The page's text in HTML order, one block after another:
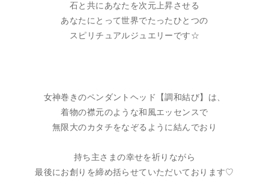
石と共にあなたを次元上昇させる
あなたにとって世界でたったひとつの
スピリチュアルジュエリーです☆
女神巻きのペンダントヘッド【調和結び】は、
着物の襟元のような和風エッセンスで
無限大のカタチをなぞるように結んでおり
持ち主さまの幸せを祈りながら
最後にお創りを締め括らせていただいております♡